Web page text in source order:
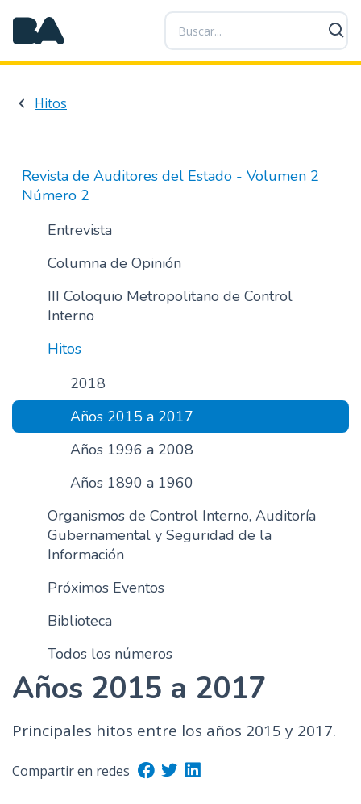
P
a
s
a
n
i
o
c
i
p
a
l
Hitos
Revista de Auditores del Estado - Volumen 2
Número 2
Entrevista
Columna de Opinión
III Coloquio Metropolitano de Control
Interno
Hitos
2018
Años 2015 a 2017
Años 1996 a 2008
Años 1890 a 1960
Organismos de Control Interno, Auditoría
Gubernamental y Seguridad de la
Información
Próximos Eventos
Biblioteca
Todos los números
Años 2015 a 2017
Principales hitos entre los años 2015 y 2017.
Compartir en redes